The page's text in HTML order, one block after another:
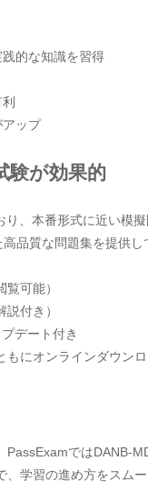
的な知識を習得
ップ
験が効果的
、本番形式に近い模
品質な問題集を提供
可能）
付き）
デート付き
もにオンラインダウン
ではDANB-
学習の進め方をスム